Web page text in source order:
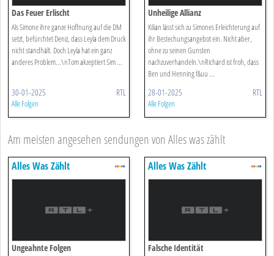
Das Feuer Erlischt
Als Simone ihre ganze Hoffnung auf die DM
setzt, befürchtet Deniz, dass Leyla dem Druck
nicht standhält. Doch Leyla hat ein ganz
anderes Problem...\nTom akzeptiert Sim ...
30-01-2025 RTL
Alle Folgen
Unheilige Allianz
Kilian lässt sich zu Simones Erleichterung auf
ihr Bestechungsangebot ein. Nicht aber,
ohne zu seinen Gunsten
nachzuverhandeln.\nRichard ist froh, dass
Ben und Henning f&uu ...
28-01-2025 RTL
Alle Folgen
Am meisten angesehen sendungen von Alles was zählt
Alles Was Zählt
Ungeahnte Folgen
Alles Was Zählt
Falsche Identität